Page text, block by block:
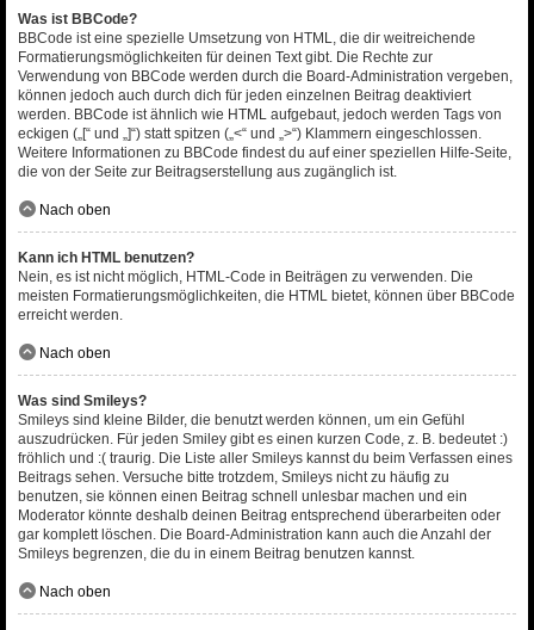
Was ist BBCode?
BBCode ist eine spezielle Umsetzung von HTML, die dir weitreichende
Formatierungsmöglichkeiten für deinen Text gibt. Die Rechte zur
Verwendung von BBCode werden durch die Board-Administration vergeben,
können jedoch auch durch dich für jeden einzelnen Beitrag deaktiviert
werden. BBCode ist ähnlich wie HTML aufgebaut, jedoch werden Tags von
eckigen („[“ und „]“) statt spitzen („<“ und „>“) Klammern eingeschlossen.
Weitere Informationen zu BBCode findest du auf einer speziellen Hilfe-Seite,
die von der Seite zur Beitragserstellung aus zugänglich ist.
Nach oben
Kann ich HTML benutzen?
Nein, es ist nicht möglich, HTML-Code in Beiträgen zu verwenden. Die
meisten Formatierungsmöglichkeiten, die HTML bietet, können über BBCode
erreicht werden.
Nach oben
Was sind Smileys?
Smileys sind kleine Bilder, die benutzt werden können, um ein Gefühl
auszudrücken. Für jeden Smiley gibt es einen kurzen Code, z. B. bedeutet :)
fröhlich und :( traurig. Die Liste aller Smileys kannst du beim Verfassen eines
Beitrags sehen. Versuche bitte trotzdem, Smileys nicht zu häufig zu
benutzen, sie können einen Beitrag schnell unlesbar machen und ein
Moderator könnte deshalb deinen Beitrag entsprechend überarbeiten oder
gar komplett löschen. Die Board-Administration kann auch die Anzahl der
Smileys begrenzen, die du in einem Beitrag benutzen kannst.
Nach oben